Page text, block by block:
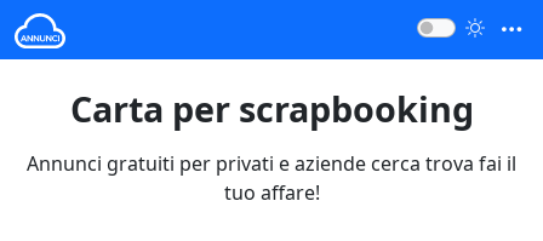
Carta per scrapbooking
Annunci gratuiti per privati e aziende cerca trova fai il
tuo affare!